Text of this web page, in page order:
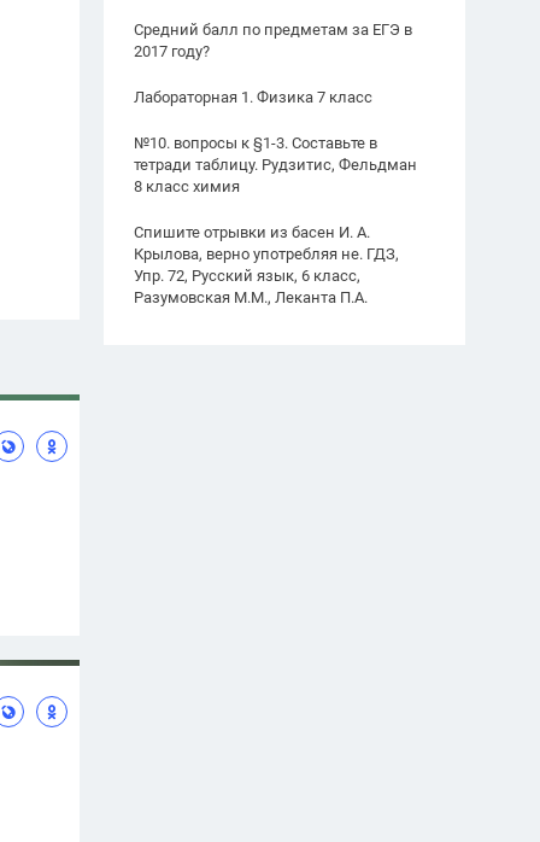
Средний балл по предметам за ЕГЭ в
2017 году?
Лабораторная 1. Физика 7 класс
№10. вопросы к §1-3. Составьте в
тетради таблицу. Рудзитис, Фельдман
8 класс химия
Спишите отрывки из басен И. А.
Крылова, верно употребляя не. ГДЗ,
Упр. 72, Русский язык, 6 класс,
Разумовская М.М., Леканта П.А.